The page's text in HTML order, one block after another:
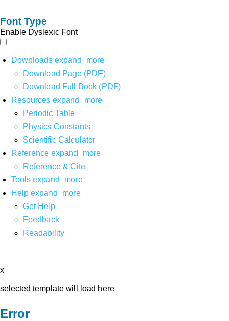
Font Type
Enable Dyslexic Font
Downloads expand_more
Download Page (PDF)
Download Full Book (PDF)
Resources expand_more
Periodic Table
Physics Constants
Scientific Calculator
Reference expand_more
Reference & Cite
Tools expand_more
Help expand_more
Get Help
Feedback
Readability
x
selected template will load here
Error